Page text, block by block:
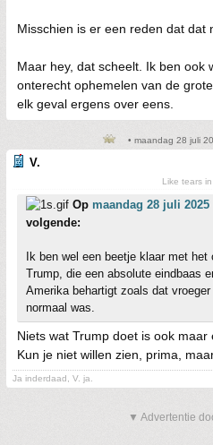
Misschien is er een reden dat dat
Maar hey, dat scheelt. Ik ben ook
onterecht ophemelen van de
elk geval ergens over eens.
• maandag 28 juli
V.
Like tears in
Op maandag 28 juli 2025
volgende:
Ik ben wel een beetje klaar met
Trump, die een absolute eindbaas
Amerika behartigt zoals dat
normaal was.
Niets wat Trump doet is ook maar
Kun je niet willen zien, prima,
Ja inderdaad, V. ja.
▼ Advertentie